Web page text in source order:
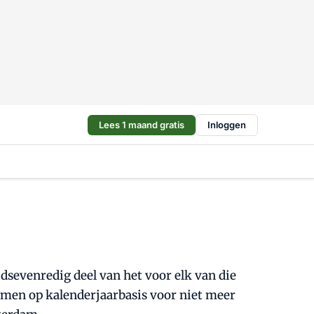
Lees 1 maand gratis Inloggen
deel van het voor elk van die
op kalenderjaarbasis voor niet meer